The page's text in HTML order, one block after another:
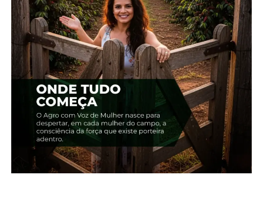
*AEN-PR
Compartilhe isso:
Facebook 18+
Relacionado
Plantio de soja do Paraná
atinge 92% da área;
Nova estimativa para
safra de grãos na safra